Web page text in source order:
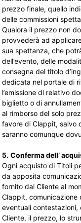
prezzo finale, quello
delle commissioni
Qualora il prezzo non
provvederà ad
sua spettanza, che
dell’evento, delle
consegna del titolo
dedicata nel portale di
l’emissione di relativo
biglietto o di
al rimborso del solo
favore di Clappit, salvo
saranno comunque
5. Conferma dell’
Ogni acquisto di Titoli
da apposita
fornito dal Cliente al
Clappit, comunicazione
eventuali
Cliente, il prezzo, lo